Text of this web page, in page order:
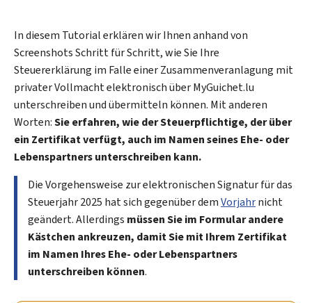
In diesem Tutorial erklären wir Ihnen anhand von
Screenshots Schritt für Schritt, wie Sie Ihre
Steuererklärung im Falle einer Zusammenveranlagung mit
privater Vollmacht elektronisch überMyGuichet.lu
unterschreiben und übermitteln können. Mit anderen
Worten:Sie erfahren, wie der Steuerpflichtige, der über
ein Zertifikat verfügt, auch im Namen seines Ehe- oder
Lebenspartners unterschreiben kann.
Die Vorgehensweise zur elektronischen Signatur für das
Steuerjahr 2025 hat sich gegenüber demVorjahrnicht
geändert. Allerdings müssen Sie im Formular andere
Kästchen ankreuzen, damit Sie mit Ihrem Zertifikat
im Namen Ihres Ehe- oder Lebenspartners
unterschreiben können.